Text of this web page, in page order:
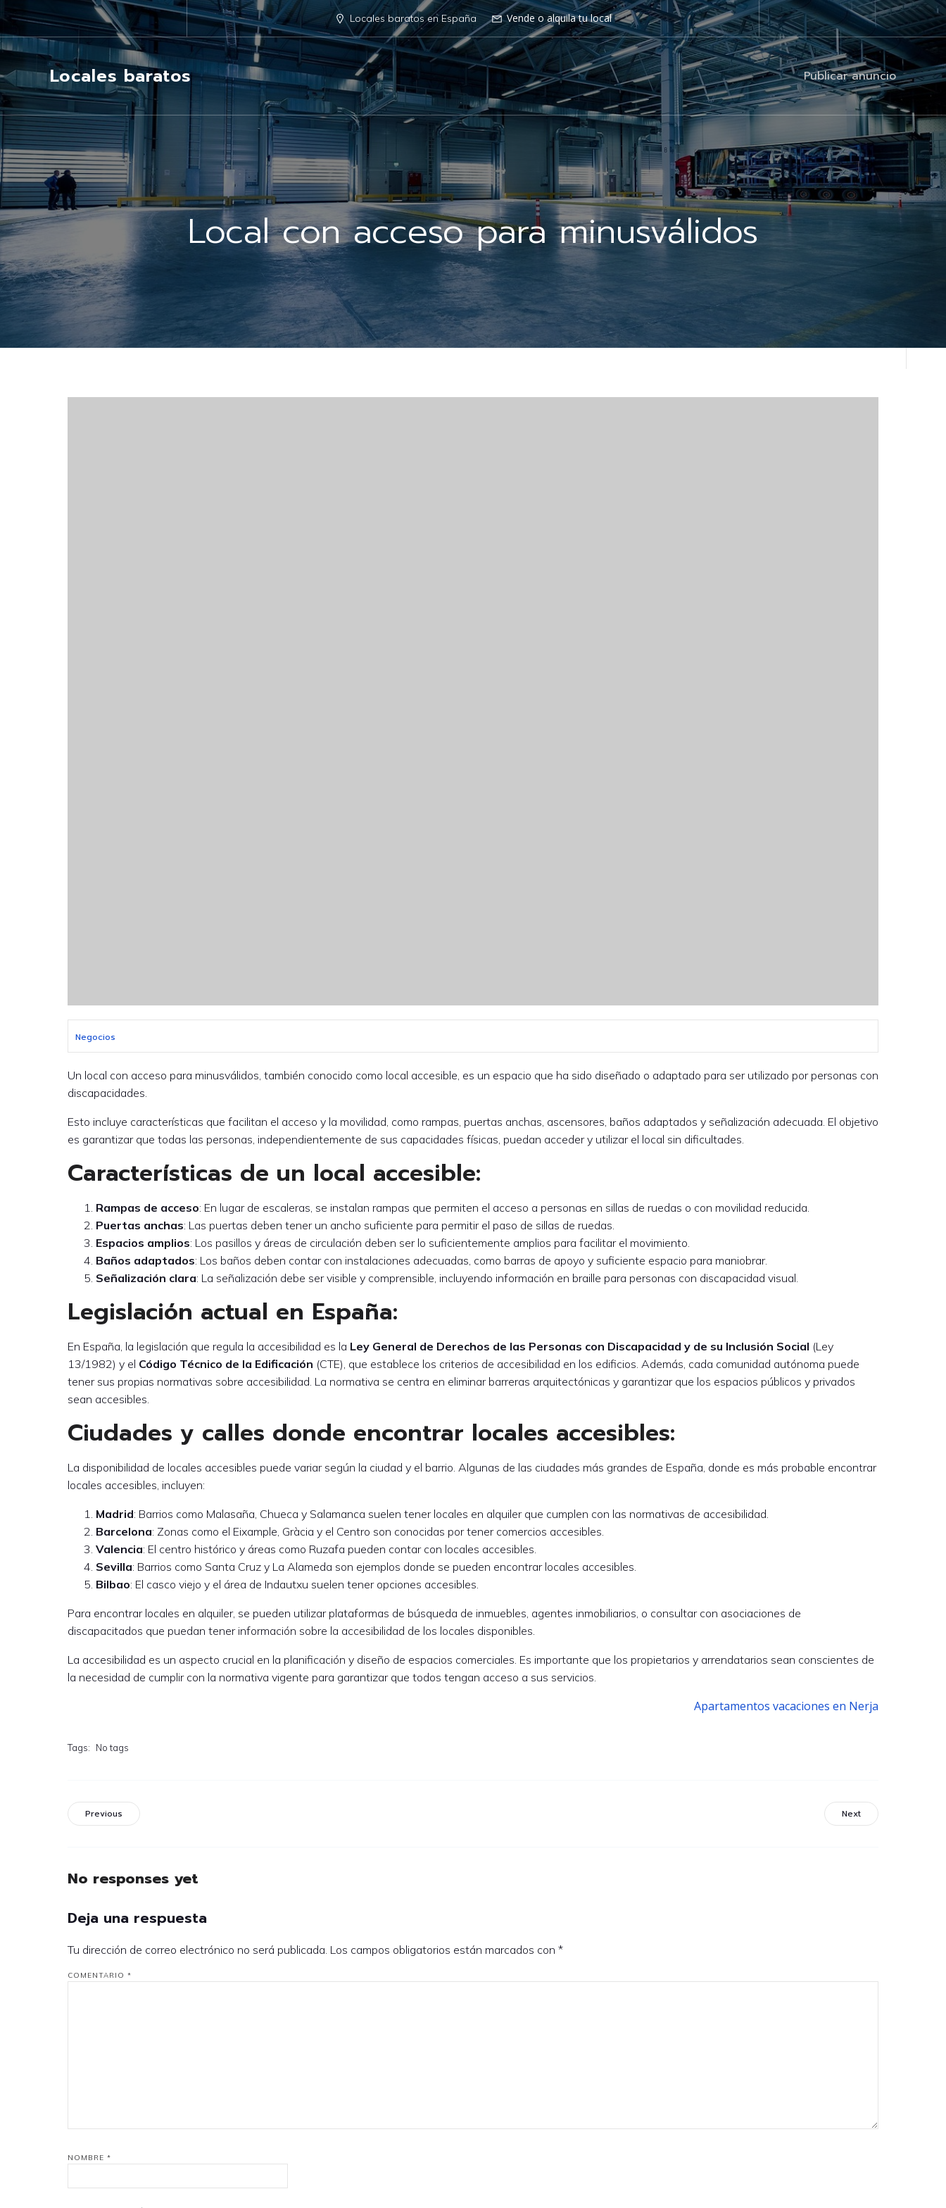
Locales baratos en España Vende o alquila tu local
Locales baratos Publicar anuncio
Local con acceso para minusválidos
Negocios
Un local con acceso para minusválidos, también conocido como local accesible, es un espacio que ha sido diseñado o adaptado para ser utilizado por personas con
discapacidades.
Esto incluye características que facilitan el acceso y la movilidad, como rampas, puertas anchas, ascensores, baños adaptados y señalización adecuada. El objetivo
es garantizar que todas las personas, independientemente de sus capacidades físicas, puedan acceder y utilizar el local sin dificultades.
Características de un local accesible:
Rampas de acceso: En lugar de escaleras, se instalan rampas que permiten el acceso a personas en sillas de ruedas o con movilidad reducida.
Puertas anchas: Las puertas deben tener un ancho suficiente para permitir el paso de sillas de ruedas.
Espacios amplios: Los pasillos y áreas de circulación deben ser lo suficientemente amplios para facilitar el movimiento.
Baños adaptados: Los baños deben contar con instalaciones adecuadas, como barras de apoyo y suficiente espacio para maniobrar.
Señalización clara: La señalización debe ser visible y comprensible, incluyendo información en braille para personas con discapacidad visual.
Legislación actual en España:
En España, la legislación que regula la accesibilidad es la Ley General de Derechos de las Personas con Discapacidad y de su Inclusión Social (Ley
13/1982) y el Código Técnico de la Edificación (CTE), que establece los criterios de accesibilidad en los edificios. Además, cada comunidad autónoma puede
tener sus propias normativas sobre accesibilidad. La normativa se centra en eliminar barreras arquitectónicas y garantizar que los espacios públicos y privados
sean accesibles.
Ciudades y calles donde encontrar locales accesibles:
La disponibilidad de locales accesibles puede variar según la ciudad y el barrio. Algunas de las ciudades más grandes de España, donde es más probable encontrar
locales accesibles, incluyen:
Madrid: Barrios como Malasaña, Chueca y Salamanca suelen tener locales en alquiler que cumplen con las normativas de accesibilidad.
Barcelona: Zonas como el Eixample, Gràcia y el Centro son conocidas por tener comercios accesibles.
Valencia: El centro histórico y áreas como Ruzafa pueden contar con locales accesibles.
Sevilla: Barrios como Santa Cruz y La Alameda son ejemplos donde se pueden encontrar locales accesibles.
Bilbao: El casco viejo y el área de Indautxu suelen tener opciones accesibles.
Para encontrar locales en alquiler, se pueden utilizar plataformas de búsqueda de inmuebles, agentes inmobiliarios, o consultar con asociaciones de
discapacitados que puedan tener información sobre la accesibilidad de los locales disponibles.
La accesibilidad es un aspecto crucial en la planificación y diseño de espacios comerciales. Es importante que los propietarios y arrendatarios sean conscientes de
la necesidad de cumplir con la normativa vigente para garantizar que todos tengan acceso a sus servicios.
Apartamentos vacaciones en Nerja
Tags: No tags
Previous Next
No responses yet
Deja una respuesta
Tu dirección de correo electrónico no será publicada. Los campos obligatorios están marcados con *
COMENTARIO *
NOMBRE *